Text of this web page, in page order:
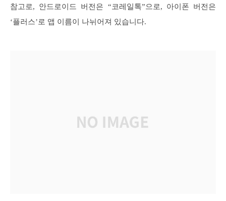
참고로, 안드로이드 버전은 “코레일톡”으로, 아이폰 버전은
‘플러스’로 앱 이름이 나뉘어져 있습니다.